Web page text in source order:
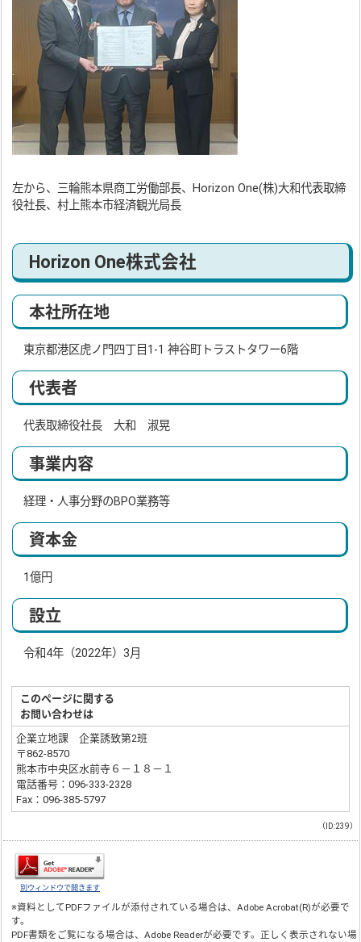
左から、三輪熊本県商工労働部長、Horizon One(株)大和代表取締
役社長、村上熊本市経済観光局長
Horizon One株式会社
本社所在地
東京都港区虎ノ門四丁目1-1 神谷町トラストタワー6階
代表者
代表取締役社長 大和 淑晃
事業内容
経理・人事分野のBPO業務等
資本金
1億円
設立
令和4年（2022年）3月
このページに関する
お問い合わせは
企業立地課 企業誘致第2班
〒862-8570
熊本市中央区水前寺６－１８－１
電話番号：096-333-2328
Fax：096-385-5797
（ID:239）
別ウィンドウで開きます
※資料としてPDFファイルが添付されている場合は、Adobe Acrobat(R)が必要で
す。
PDF書類をご覧になる場合は、Adobe Readerが必要です。正しく表示されない場